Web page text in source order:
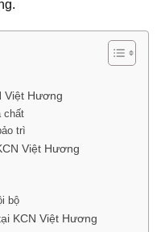
Việt Hương
chất
trì
Việt Hương
bộ
KCN Việt Hương